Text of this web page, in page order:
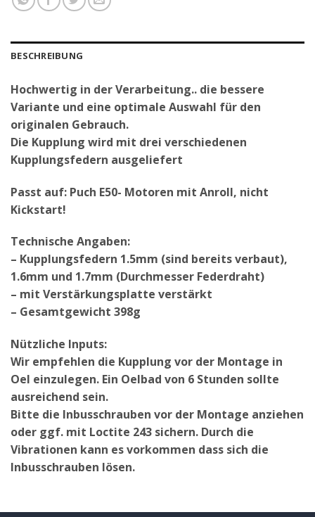
BESCHREIBUNG
Hochwertig in der Verarbeitung.. die bessere
Variante und eine optimale Auswahl für den
originalen Gebrauch.
Die Kupplung wird mit drei verschiedenen
Kupplungsfedern ausgeliefert
Passt auf: Puch E50- Motoren mit Anroll, nicht
Kickstart!
Technische Angaben:
– Kupplungsfedern 1.5mm (sind bereits verbaut),
1.6mm und 1.7mm (Durchmesser Federdraht)
– mit Verstärkungsplatte verstärkt
– Gesamtgewicht 398g
Nützliche Inputs:
Wir empfehlen die Kupplung vor der Montage in
Oel einzulegen. Ein Oelbad von 6 Stunden sollte
ausreichend sein.
Bitte die Inbusschrauben vor der Montage anziehen
oder ggf. mit Loctite 243 sichern. Durch die
Vibrationen kann es vorkommen dass sich die
Inbusschrauben lösen.